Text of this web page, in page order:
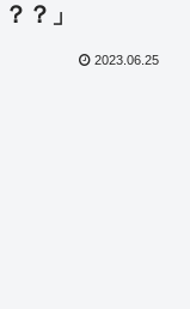
？」
2023.06.25